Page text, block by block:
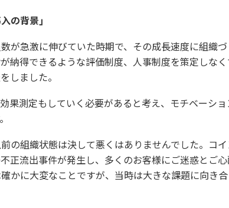
の背景」
が急激に伸びていた時期で、その成長速度に組織
納得できるような評価制度、人事制度を策定しな
しました。
果測定もしていく必要があると考え、モチベーシ
の組織状態は決して悪くはありませんでした。コイ
正流出事件が発生し、多くのお客様にご迷惑とご
かに大変なことですが、当時は大きな課題に向き